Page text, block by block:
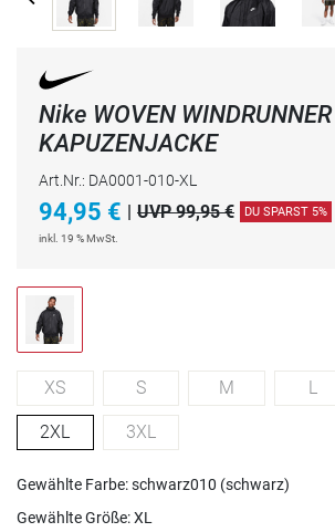
Nike WOVEN WINDRUNNER
KAPUZENJACKE
Art.Nr.: DA0001-010-XL
94,95 € | UVP 99,95 € DU SPARST 5%
inkl. 19 % MwSt.
XS S M L
2XL 3XL
Gewählte Farbe: schwarz010 (schwarz)
Gewählte Größe:XL